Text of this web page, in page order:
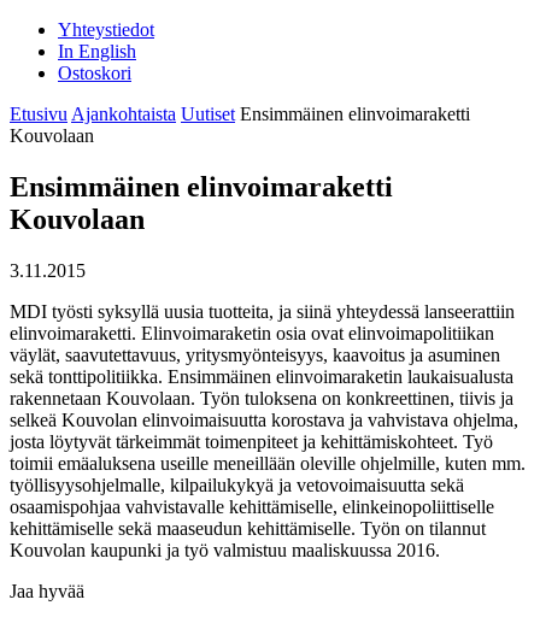
Yhteystiedot
In English
Ostoskori
Etusivu Ajankohtaista Uutiset Ensimmäinen elinvoimaraketti
Kouvolaan
Ensimmäinen elinvoimaraketti
Kouvolaan
3.11.2015
MDI työsti syksyllä uusia tuotteita, ja siinä yhteydessä lanseerattiin
elinvoimaraketti. Elinvoimaraketin osia ovat elinvoimapolitiikan
väylät, saavutettavuus, yritysmyönteisyys, kaavoitus ja asuminen
sekä tonttipolitiikka. Ensimmäinen elinvoimaraketin laukaisualusta
rakennetaan Kouvolaan. Työn tuloksena on konkreettinen, tiivis ja
selkeä Kouvolan elinvoimaisuutta korostava ja vahvistava ohjelma,
josta löytyvät tärkeimmät toimenpiteet ja kehittämiskohteet. Työ
toimii emäaluksena useille meneillään oleville ohjelmille, kuten mm.
työllisyysohjelmalle, kilpailukykyä ja vetovoimaisuutta sekä
osaamispohjaa vahvistavalle kehittämiselle, elinkeinopoliittiselle
kehittämiselle sekä maaseudun kehittämiselle. Työn on tilannut
Kouvolan kaupunki ja työ valmistuu maaliskuussa 2016.
Jaa hyvää